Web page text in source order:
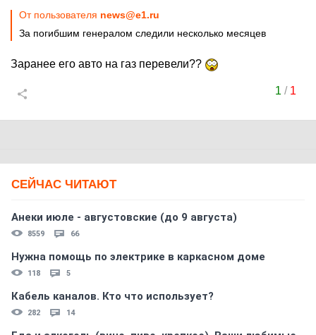
От пользователя news@e1.ru
За погибшим генералом следили несколько месяцев
Заранее его авто на газ перевели??
1 / 1
СЕЙЧАС ЧИТАЮТ
Анеки июле - августовские (до 9 августа)
8559 66
Нужна помощь по электрике в каркасном доме
118 5
Кабель каналов. Кто что использует?
282 14